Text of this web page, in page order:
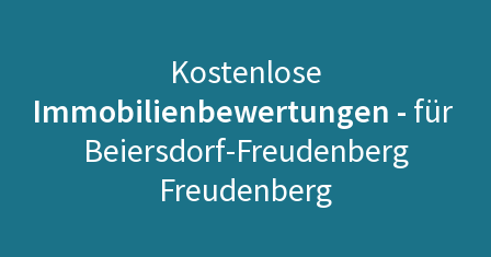
Kostenlose
Immobilienbewertungen - für
Beiersdorf-Freudenberg
Freudenberg